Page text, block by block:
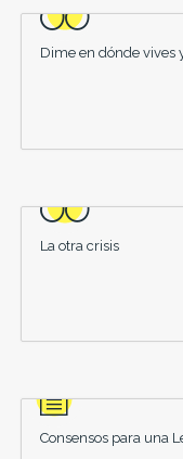
Dime en dónde vives
La otra crisis
Consensos para una